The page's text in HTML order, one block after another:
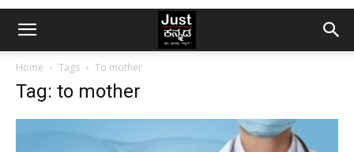
Home Tags To mother
Tag: to mother